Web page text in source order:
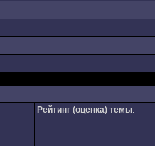
Рейтинг (оценка) темы: